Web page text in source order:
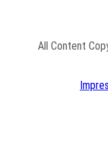
All Content